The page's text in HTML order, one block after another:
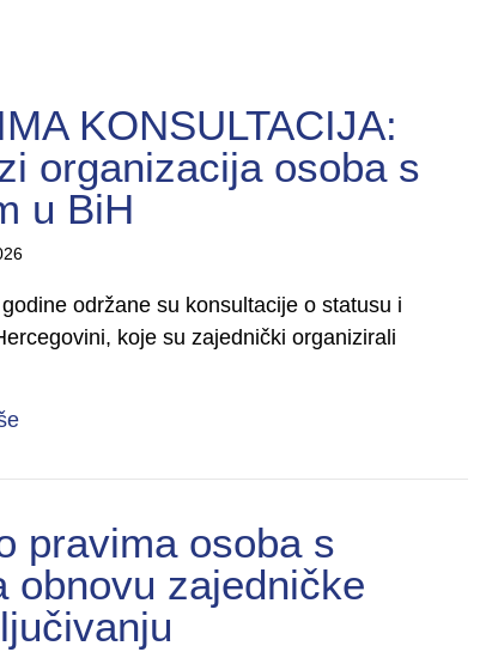
KONSULTACIJA:
organizacija osoba s
u BiH
održane su konsultacije o statusu i
koje su zajednički organizirali
about IZVJEŠTAJ O REZULTATIMA
pravima osoba s
obnovu zajedničke